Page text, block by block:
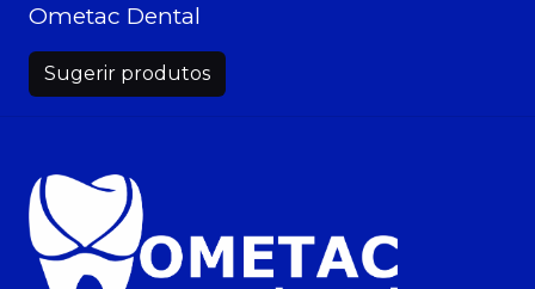
Ometac Dental
Sugerir produtos